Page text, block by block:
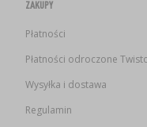
ZAKUPY
Płatności
Płatności odroczone
Wysyłka i dostawa
Regulamin